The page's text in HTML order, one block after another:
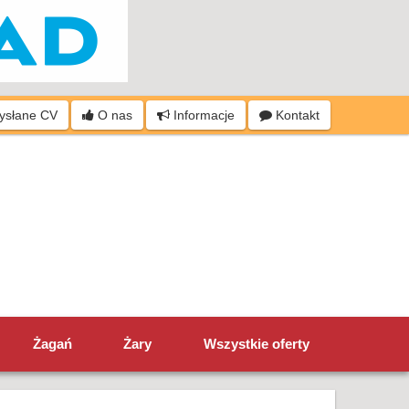
CV O nas Informacje Kontakt
Żagań Żary Wszystkie oferty